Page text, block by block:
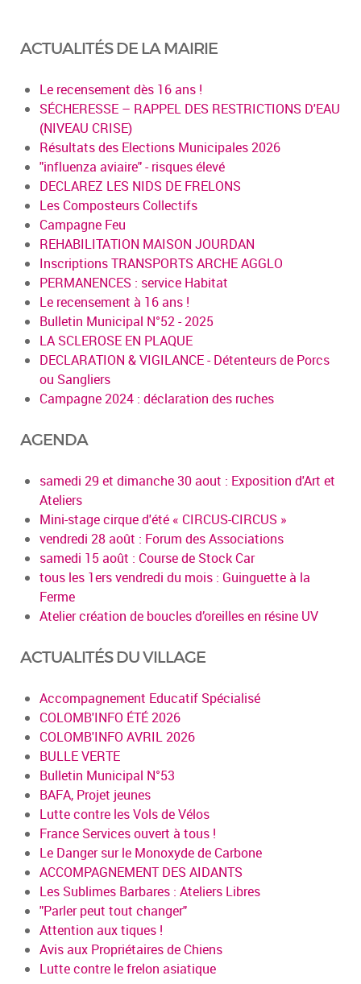
ACTUALITÉS DE LA MAIRIE
Le recensement dès 16 ans !
SÉCHERESSE – RAPPEL DES RESTRICTIONS D'EAU
(NIVEAU CRISE)
Résultats des Elections Municipales 2026
"influenza aviaire" - risques élevé
DECLAREZ LES NIDS DE FRELONS
Les Composteurs Collectifs
Campagne Feu
REHABILITATION MAISON JOURDAN
Inscriptions TRANSPORTS ARCHE AGGLO
PERMANENCES : service Habitat
Le recensement à 16 ans !
Bulletin Municipal N°52 - 2025
LA SCLEROSE EN PLAQUE
DECLARATION & VIGILANCE - Détenteurs de Porcs
ou Sangliers
Campagne 2024 : déclaration des ruches
AGENDA
samedi 29 et dimanche 30 aout : Exposition d'Art et
Ateliers
Mini-stage cirque d'été « CIRCUS-CIRCUS »
vendredi 28 août : Forum des Associations
samedi 15 août : Course de Stock Car
tous les 1ers vendredi du mois : Guinguette à la
Ferme
Atelier création de boucles d’oreilles en résine UV
ACTUALITÉS DU VILLAGE
Accompagnement Educatif Spécialisé
COLOMB'INFO ÉTÉ 2026
COLOMB'INFO AVRIL 2026
BULLE VERTE
Bulletin Municipal N°53
BAFA, Projet jeunes
Lutte contre les Vols de Vélos
France Services ouvert à tous !
Le Danger sur le Monoxyde de Carbone
ACCOMPAGNEMENT DES AIDANTS
Les Sublimes Barbares : Ateliers Libres
"Parler peut tout changer"
Attention aux tiques !
Avis aux Propriétaires de Chiens
Lutte contre le frelon asiatique